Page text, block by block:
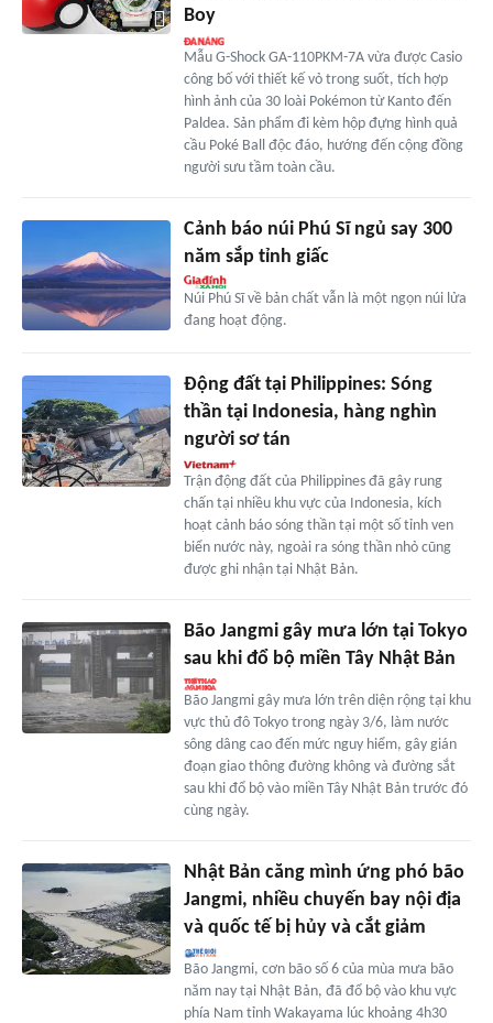
Boy
Mẫu G-Shock GA-110PKM-7A vừa được Casio
công bố với thiết kế vỏ trong suốt, tích hợp
hình ảnh của 30 loài Pokémon từ Kanto đến
Paldea. Sản phẩm đi kèm hộp đựng hình quả
cầu Poké Ball độc đáo, hướng đến cộng đồng
người sưu tầm toàn cầu.
Cảnh báo núi Phú Sĩ ngủ say 300
năm sắp tỉnh giấc
Núi Phú Sĩ về bản chất vẫn là một ngọn núi lửa
đang hoạt động.
Động đất tại Philippines: Sóng
thần tại Indonesia, hàng nghìn
người sơ tán
Trận động đất của Philippines đã gây rung
chấn tại nhiều khu vực của Indonesia, kích
hoạt cảnh báo sóng thần tại một số tỉnh ven
biển nước này, ngoài ra sóng thần nhỏ cũng
được ghi nhận tại Nhật Bản.
Bão Jangmi gây mưa lớn tại Tokyo
sau khi đổ bộ miền Tây Nhật Bản
Bão Jangmi gây mưa lớn trên diện rộng tại khu
vực thủ đô Tokyo trong ngày 3/6, làm nước
sông dâng cao đến mức nguy hiểm, gây gián
đoạn giao thông đường không và đường sắt
sau khi đổ bộ vào miền Tây Nhật Bản trước đó
cùng ngày.
Nhật Bản căng mình ứng phó bão
Jangmi, nhiều chuyến bay nội địa
và quốc tế bị hủy và cắt giảm
Bão Jangmi, cơn bão số 6 của mùa mưa bão
năm nay tại Nhật Bản, đã đổ bộ vào khu vực
phía Nam tỉnh Wakayama lúc khoảng 4h30